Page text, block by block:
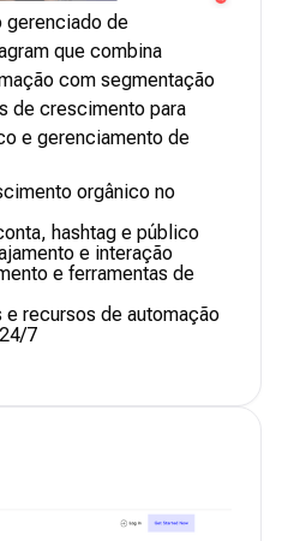
gerenciado de
que combina
com segmentação
de crescimento para
e gerenciamento de
orgânico no
hashtag e público
e interação
e ferramentas de
e recursos de automação
7